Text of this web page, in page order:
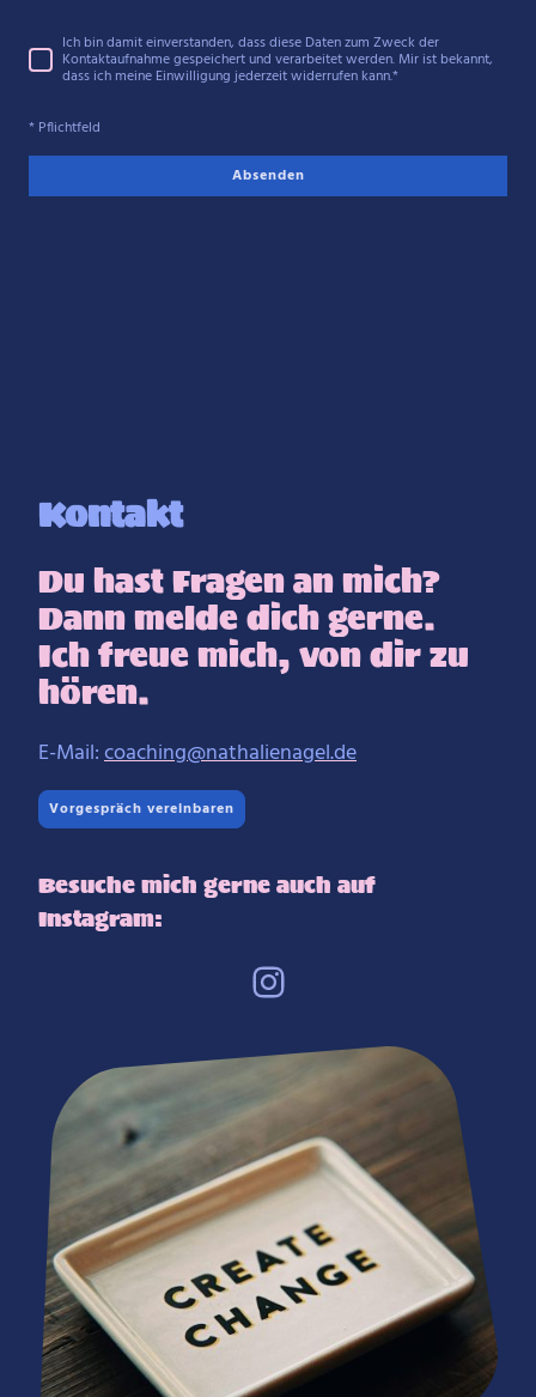
Ich bin damit einverstanden, dass diese Daten zum Zweck der
Kontaktaufnahme gespeichert und verarbeitet werden. Mir ist bekannt,
dass ich meine Einwilligung jederzeit widerrufen kann.*
* Pflichtfeld
Absenden
Kontakt
Du hast Fragen an mich?
Dann melde dich gerne.
Ich freue mich, von dir zu
hören.
E-Mail:coaching@nathalienagel.de
Vorgespräch vereinbaren
Besuche mich gerne auch auf
Instagram: